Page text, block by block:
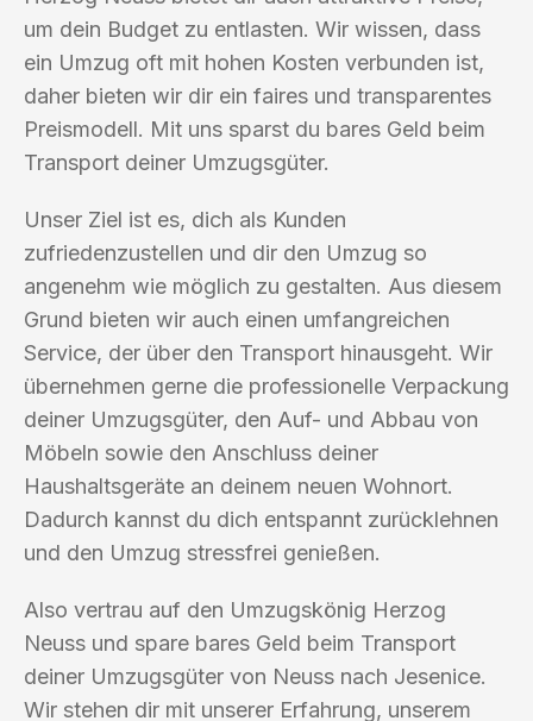
um dein Budget zu entlasten. Wir wissen, dass
ein Umzug oft mit hohen Kosten verbunden ist,
daher bieten wir dir ein faires und transparentes
Preismodell. Mit uns sparst du bares Geld beim
Transport deiner Umzugsgüter.
Unser Ziel ist es, dich als Kunden
zufriedenzustellen und dir den Umzug so
angenehm wie möglich zu gestalten. Aus diesem
Grund bieten wir auch einen umfangreichen
Service, der über den Transport hinausgeht. Wir
übernehmen gerne die professionelle Verpackung
deiner Umzugsgüter, den Auf- und Abbau von
Möbeln sowie den Anschluss deiner
Haushaltsgeräte an deinem neuen Wohnort.
Dadurch kannst du dich entspannt zurücklehnen
und den Umzug stressfrei genießen.
Also vertrau auf den Umzugskönig Herzog
Neuss und spare bares Geld beim Transport
deiner Umzugsgüter von Neuss nach Jesenice.
Wir stehen dir mit unserer Erfahrung, unserem